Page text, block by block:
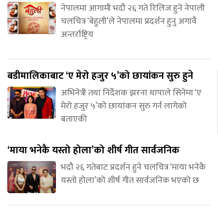
नेपालमा आगामी भदौ २६ गते रिलिज हुने नेपाली
चलचित्र ‘बेहुली’ले नेपालमा प्रदर्शन हुनु अगावै
अन्तर्राष्ट्रिय
बडीमालिकाबाट ‘ए मेरो हजुर ५’को छायांकन सुरु हुने
अभिनेत्री तथा निर्देशक झरना थापाले सिनेमा ‘ए
मेरो हजुर ५’को छायांकन सुरु गर्न लागेको
बताएकी
‘माया भनेकै यस्तो होला’को शीर्ष गीत सार्वजनिक
भदौ २६ गतेबाट प्रदर्शन हुने चलचित्र ‘माया भनेकै
यस्तो होला’को शीर्ष गीत सार्वजनिक भएको छ